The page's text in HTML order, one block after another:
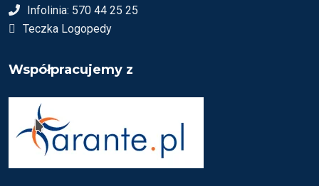
Infolinia: 570 44 25 25
Teczka Logopedy
Współpracujemy z